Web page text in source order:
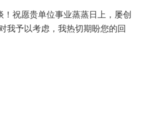
！祝愿贵单位事业蒸蒸日上，屡创
我予以考虑，我热切期盼您的回